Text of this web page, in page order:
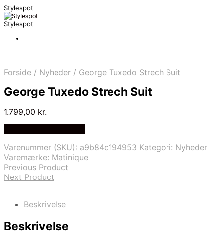
Stylespot
Stylespot
Forside / Nyheder / George Tuxedo Strech Suit
George Tuxedo Strech Suit
1.799,00 kr.
Varenummer (SKU): a9b84c194953 Kategori: Nyheder
Varemærke: Matinique
Previous Product
Next Product
Beskrivelse
Beskrivelse